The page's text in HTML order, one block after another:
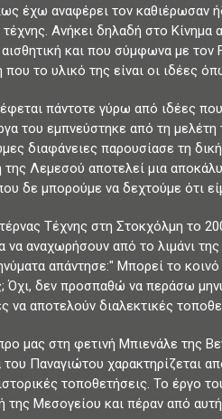
έχω αναφέρει τον καθιέρωσαν
Ανήκει δηλαδή στο
και που σύμφωνα με
που το υλικό της είναι οι ιδέες
πάντοτε γύρω από ιδέες
του εμπνεύστηκε από τη
διαφάνειες παρουσίασε τη
της Λεμεσού αποτελεί μια
δε μπορούμε να δεχτούμε ότι
Τέχνης στη Στοκχόλμη το
να αναχωρήσουν από το λιμάνι
απάντησε:″ Μπορεί το
Όχι, δεν προσπαθώ να περάσω
να αποτελούν διαλεκτικές
μας στη φετινή Μπιενάλε της
Παναγιώτου χαρακτηρίζεται
τοποθετήσεις. Το έργο
της Μεσογείου και πέραν από